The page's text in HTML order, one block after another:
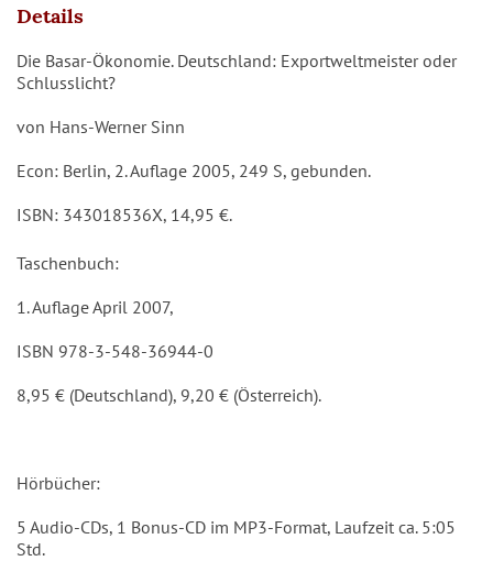
Details
Die Basar-Ökonomie. Deutschland: Exportweltmeister oder
Schlusslicht?
von Hans-Werner Sinn
Econ: Berlin, 2. Auflage 2005, 249 S, gebunden.
ISBN: 343018536X, 14,95 €.
Taschenbuch:
1. Auflage April 2007,
ISBN 978-3-548-36944-0
8,95 € (Deutschland), 9,20 € (Österreich).
Hörbücher:
5 Audio-CDs, 1 Bonus-CD im MP3-Format, Laufzeit ca. 5:05
Std.